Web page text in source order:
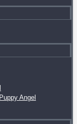
Angel